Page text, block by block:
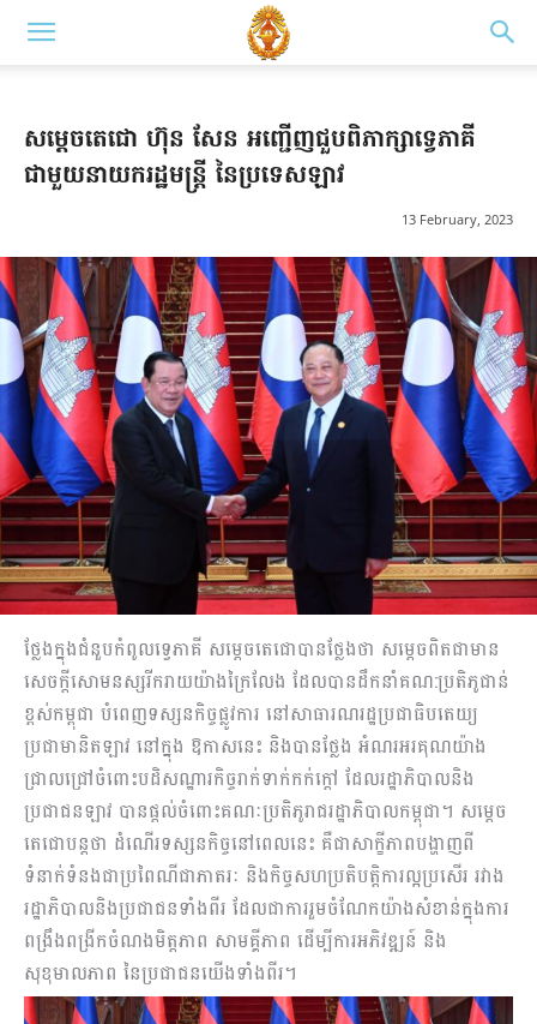
សម្ដេចតេជោ ហ៊ុន សែន អញ្ជើញជួបពិភាក្សាទ្វេភាគី
ជាមួយនាយករដ្ឋមន្ត្រី នៃប្រទេសឡាវ
13 February, 2023
ថ្លែងក្នុងជំនួបកំពូលទ្វេភាគី សម្តេចតេជោបានថ្លែងថា សម្តេចពិតជាមាន
សេចក្តីសោមនស្សរីករាយយ៉ាងក្រៃលែង ដែលបានដឹកនាំគណ:ប្រតិភូជាន់
ខ្ពស់កម្ពុជា បំពេញទស្សនកិច្ចផ្លូវការ នៅសាធារណរដ្ឋប្រជាធិបតេយ្យ
ប្រជាមានិតឡាវ នៅក្នុង ឱកាសនេះ និងបានថ្លែង អំណរអរគុណយ៉ាង
ជ្រាលជ្រៅចំពោះបដិសណ្ឋារកិច្ចរាក់ទាក់កក់ក្តៅ ដែលរដ្ឋាភិបាលនិង
ប្រជាជនឡាវ បានផ្តល់ចំពោះគណៈប្រតិភូរាជរដ្ឋាភិបាលកម្ពុជា។ សម្តេច
តេជោបន្តថា ដំណើរទស្សនកិច្ចនៅពេលនេះ គឺជាសាក្ខីភាពបង្ហាញពី
ទំនាក់ទំនងជាប្រពៃណីជាភាតរៈ និងកិច្ចសហប្រតិបត្តិការល្អប្រសើរ រវាង
រដ្ឋាភិបាលនិងប្រជាជនទាំងពីរ ដែលជាការរួមចំណែកយ៉ាងសំខាន់ក្នុងការ
ពង្រឹងពង្រីកចំណងមិត្តភាព សាមគ្គីភាព ដើម្បីការអភិវឌ្ឍន៍ និង
សុខុមាលភាព នៃប្រជាជនយើងទាំងពីរ។